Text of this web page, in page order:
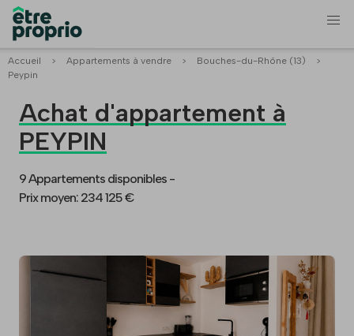
Accueil > Appartements à vendre > Bouches-du-Rhône (13)
>
Peypin
Achat d'appartement à
PEYPIN
9 Appartements disponibles -
Prix moyen: 234 125 €